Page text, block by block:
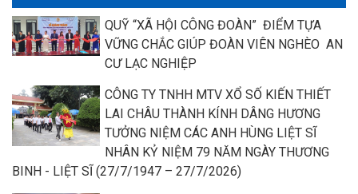
QUỸ “XÃ HỘI CÔNG ĐOÀN” ĐIỂM TỰA
VỮNG CHẮC GIÚP ĐOÀN VIÊN NGHÈO AN
CƯ LẠC NGHIỆP
CÔNG TY TNHH MTV XỔ SỐ KIẾN THIẾT
LAI CHÂU THÀNH KÍNH DÂNG HƯƠNG
TƯỞNG NIỆM CÁC ANH HÙNG LIỆT SĨ
NHÂN KỶ NIỆM 79 NĂM NGÀY THƯƠNG
BINH - LIỆT SĨ (27/7/1947 – 27/7/2026)